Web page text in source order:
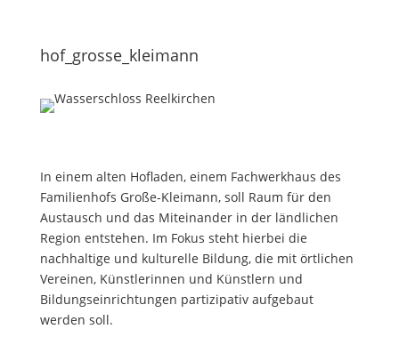
hof_grosse_kleimann
In einem alten Hofladen, einem Fachwerkhaus des
Familienhofs Große-Kleimann, soll Raum für den
Austausch und das Miteinander in der ländlichen
Region entstehen. Im Fokus steht hierbei die
nachhaltige und kulturelle Bildung, die mit örtlichen
Vereinen, Künstlerinnen und Künstlern und
Bildungseinrichtungen partizipativ aufgebaut
werden soll.